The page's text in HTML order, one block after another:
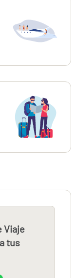
Viaje
tus